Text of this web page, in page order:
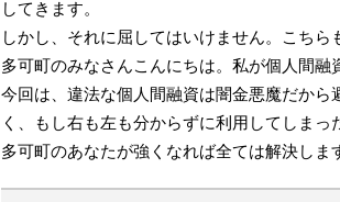
してきます。
しかし、それに屈してはいけません。こちら
多可町のみなさんこんにちは。私が個人間融
今回は、違法な個人間融資は闇金悪魔だか
く、もし右も左も分からずに利用してしまっ
多可町のあなたが強くなれば全ては解決しま